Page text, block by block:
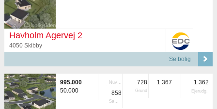
Havholm Agervej 2
4050 Skibby
Se bolig
995.000
50.000
- Nuvær.
858
Samlet
728
Grund
1.367 1.362
Ejerudg.